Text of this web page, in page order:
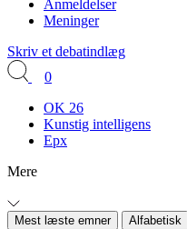
Anmeldelser
Meninger
Skriv et debatindlæg
0
OK 26
Kunstig intelligens
Epx
Mere
Mest læste emner Alfabetisk